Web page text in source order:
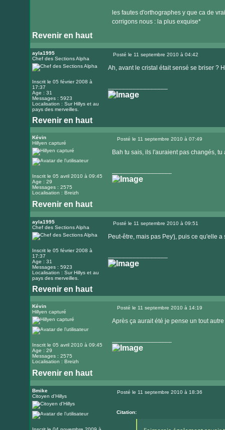
les fautes d'orthographes y que ca de
corrigons nous : la plus exquise*
Revenir en haut
ayla1995
Chef des Sections Alpha
Inscrit le 05 février 2008 à
17:37
Age : 31
Messages : 5923
Localisation : Sur Hillys et au
pays des merveilles.
Posté le 11 septembre 2010 à 04:42
Ah, avant le cristal était sensé se briser ?
Revenir en haut
Visiter
le
internet
Kévin
Hillyen capturé
Inscrit le 05 avril 2010 à 09:45
Age : 29
Messages : 2575
Localisation : Breizh
Posté le 11 septembre 2010 à 07:49
Bah tu sais, ils l'auraient pas changés, tu
Revenir en haut
ayla1995
Chef des Sections Alpha
Inscrit le 05 février 2008 à
17:37
Age : 31
Messages : 5923
Localisation : Sur Hillys et au
pays des merveilles.
Posté le 11 septembre 2010 à 09:51
Peut-être, mais pas Pey'j, puis ce qu'elle
Revenir en haut
Visiter
le
internet
Kévin
Hillyen capturé
Inscrit le 05 avril 2010 à 09:45
Age : 29
Messages : 2575
Localisation : Breizh
Posté le 11 septembre 2010 à 14:19
Après ça aurait été je pense un tout
Revenir en haut
Bmike
Citoyen d'Hillys
Posté le 11 septembre 2010 à 18:36
Citation: